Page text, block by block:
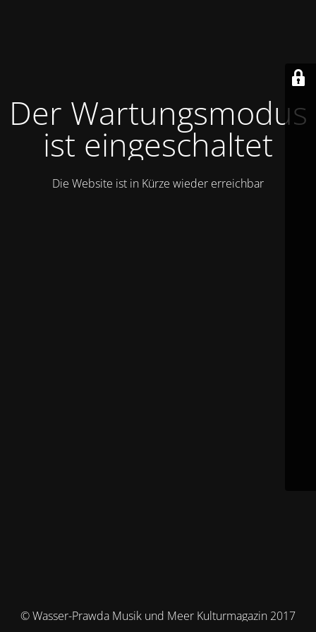
Der Wartungsmodus
ist eingeschaltet
Die Website ist in Kürze wieder erreichbar
© Wasser-Prawda Musik und Meer Kulturmagazin 2017